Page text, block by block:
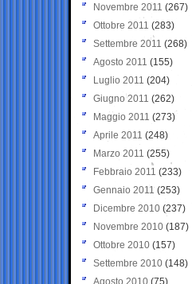
Novembre 2011 (267)
Ottobre 2011 (283)
Settembre 2011 (268)
Agosto 2011 (155)
Luglio 2011 (204)
Giugno 2011 (262)
Maggio 2011 (273)
Aprile 2011 (248)
Marzo 2011 (255)
Febbraio 2011 (233)
Gennaio 2011 (253)
Dicembre 2010 (237)
Novembre 2010 (187)
Ottobre 2010 (157)
Settembre 2010 (148)
Agosto 2010 (75)